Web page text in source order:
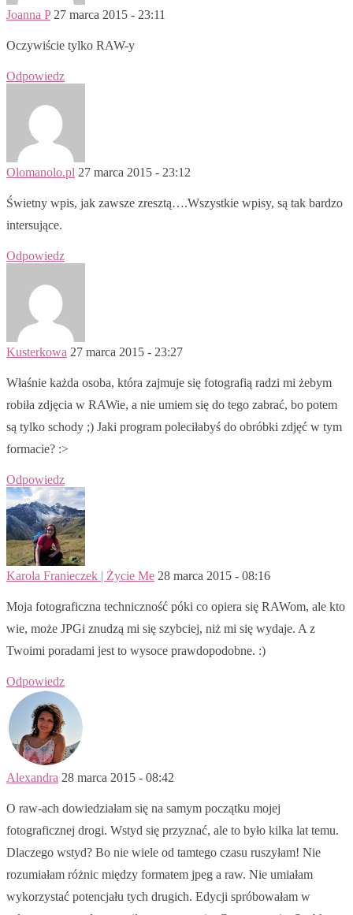
Joanna P 27 marca 2015 - 23:11
Oczywiście tylko RAW-y
Odpowiedz
Olomanolo.pl 27 marca 2015 - 23:12
Świetny wpis, jak zawsze zresztą….Wszystkie wpisy, są tak bardzo
intersujące.
Odpowiedz
Kusterkowa 27 marca 2015 - 23:27
Właśnie każda osoba, która zajmuje się fotografią radzi mi żebym
robiła zdjęcia w RAWie, a nie umiem się do tego zabrać, bo potem
są tylko schody ;) Jaki program poleciłabyś do obróbki zdjęć w tym
formacie? :>
Odpowiedz
Karola Franieczek | Życie Me 28 marca 2015 - 08:16
Moja fotograficzna techniczność póki co opiera się RAWom, ale kto
wie, może JPGi znudzą mi się szybciej, niż mi się wydaje. A z
Twoimi poradami jest to wysoce prawdopodobne. :)
Odpowiedz
Alexandra 28 marca 2015 - 08:42
O raw-ach dowiedziałam się na samym początku mojej
fotograficznej drogi. Wstyd się przyznać, ale to było kilka lat temu.
Dlaczego wstyd? Bo nie wiele od tamtego czasu ruszyłam! Nie
rozumiałam różnic między formatem jpeg a raw. Nie umiałam
wykorzystać potencjału tych drugich. Edycji spróbowałam w